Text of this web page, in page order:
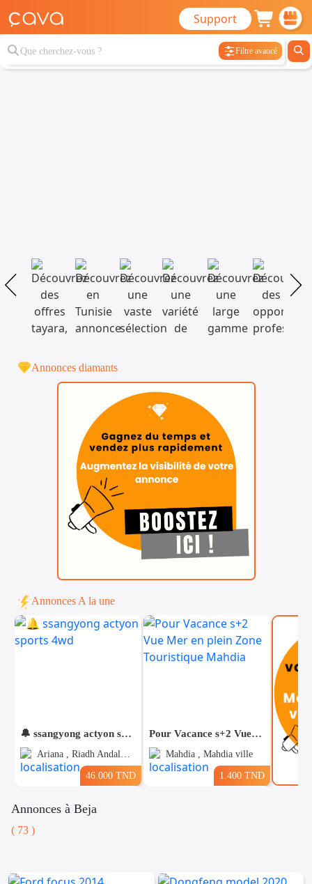
Support
Filtre avancé
Voitures
Annonces diamants
Annonces A la une
🔔 ssangyong actyon sports 4wd
Ariana , Riadh Andalous
46.000 TND
Pour Vacance s+2 Vue Mer en plein Zone Touristique Mahdia
Mahdia , Mahdia ville
1.400 TND
Annonces à Beja
( 73 )